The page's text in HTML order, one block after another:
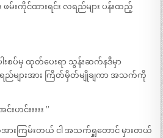
ဖမ်းကိုင်ထားရင်း လရည်များ ပန်းထည့်
းစပ်မှ ထုတ်ပေးရာ သွန်းဆက်နဒီမှာ
ည်များအား ကြိတ်မှိတ်မျိုချကာ အသက်ကို
းဟင်းးးးး ”
တအားကြမ်းတယ် ငါ အသက်ရှူတောင် မှားတယ်